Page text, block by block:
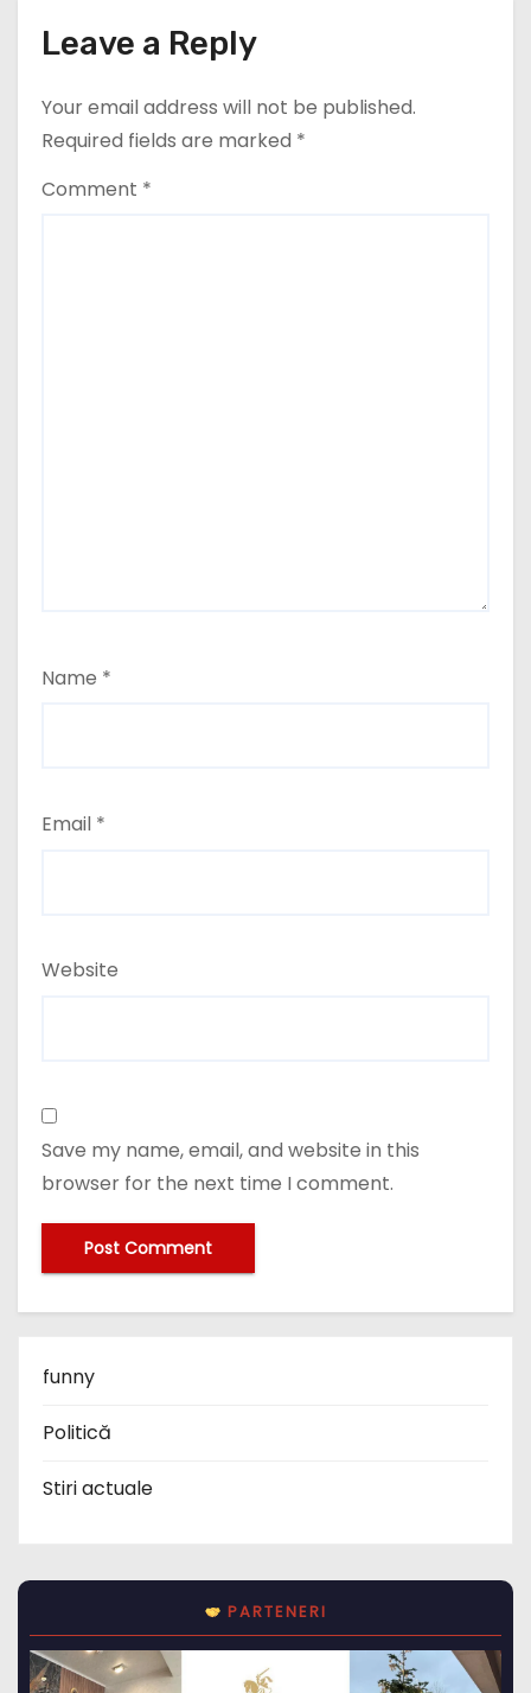
n
Leave a Reply
Your email address will not be published.
Required fields are marked *
Comment *
Name *
Email *
Website
Save my name, email, and website in this
browser for the next time I comment.
funny
Politică
Stiri actuale
PARTENERI